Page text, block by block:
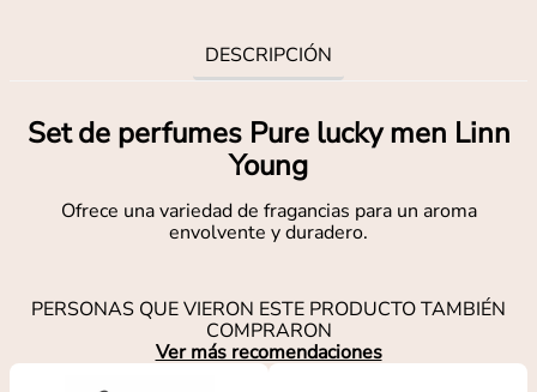
DESCRIPCIÓN
Set de perfumes Pure lucky men Linn
Young
Ofrece una variedad de fragancias para un aroma
envolvente y duradero.
PERSONAS QUE VIERON ESTE PRODUCTO TAMBIÉN
COMPRARON
Ver más recomendaciones